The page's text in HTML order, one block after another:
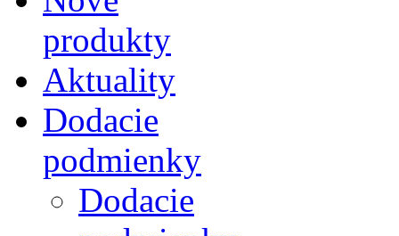
produkty
Aktuality
Dodacie
podmienky
Dodacie